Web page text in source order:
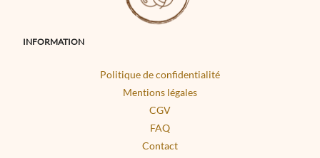
INFORMATION
Politique de confidentialité
Mentions légales
CGV
FAQ
Contact